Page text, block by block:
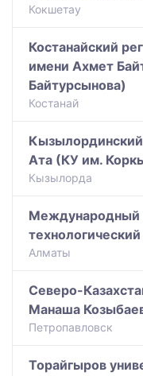
Кокшетау
Костанайский
имени Ахмет
Байтурсынова)
Костанай
Ата (КУ им.
Кызылорда
Международный
Алматы
Северо-
Манаша
Петропавловск
Торайгыров